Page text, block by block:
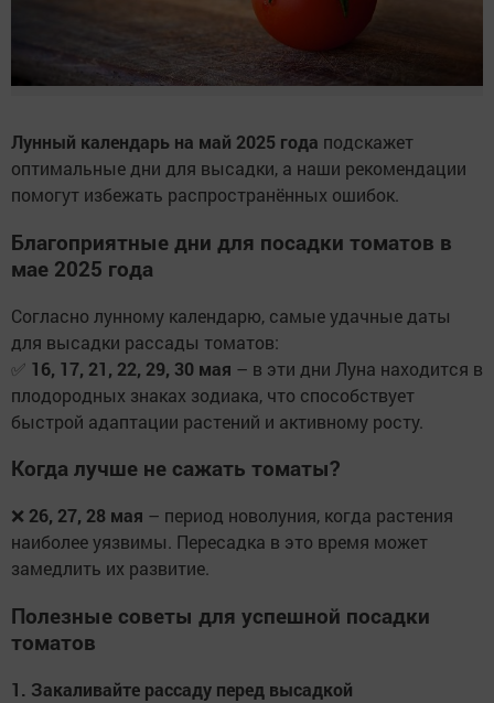
Лунный календарь на май 2025 года подскажет
оптимальные дни для высадки, а наши рекомендации
помогут избежать распространённых ошибок.
Благоприятные дни для посадки томатов в
мае 2025 года
Согласно лунному календарю, самые удачные даты
для высадки рассады томатов:
✅ 16, 17, 21, 22, 29, 30 мая – в эти дни Луна находится в
плодородных знаках зодиака, что способствует
быстрой адаптации растений и активному росту.
Когда лучше не сажать томаты?
❌ 26, 27, 28 мая – период новолуния, когда растения
наиболее уязвимы. Пересадка в это время может
замедлить их развитие.
Полезные советы для успешной посадки
томатов
1. Закаливайте рассаду перед высадкой